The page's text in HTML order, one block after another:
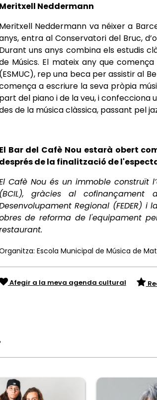
Meritxell Neddermann
Meritxell Neddermann va néixer a
entra al Conservatori del Bruc,
Durant uns anys combina els estudis
Músics. El mateix any que
(ESMUC), rep una beca per assistir al
a escriure la seva pròpia
part del piano i de la veu, i confecciona
de la música clàssica, passant pel
El Bar del Cafè Nou estarà obert
després de la finalització de
Cafè Nou és un immoble construït
(BCIL), gràcies al
Regional (FEDER)
de reforma de l'equipament
Escola Municipal de Música de
Afegir a la meva agenda cultural